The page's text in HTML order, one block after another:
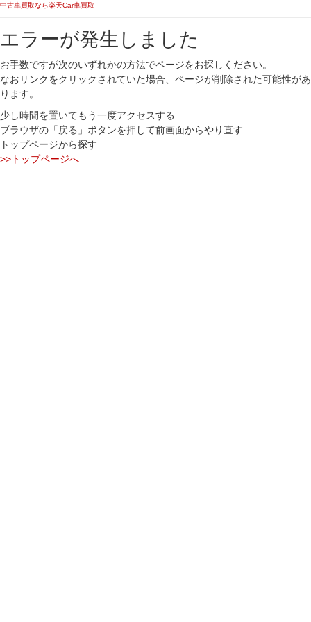
中古車買取なら楽天Car車買取
エラーが発生しました
お手数ですが次のいずれかの方法でページをお探しください。
なおリンクをクリックされていた場合、ページが削除された可能性があ
ります。
少し時間を置いてもう一度アクセスする
ブラウザの「戻る」ボタンを押して前画面からやり直す
トップページから探す
>>トップページへ